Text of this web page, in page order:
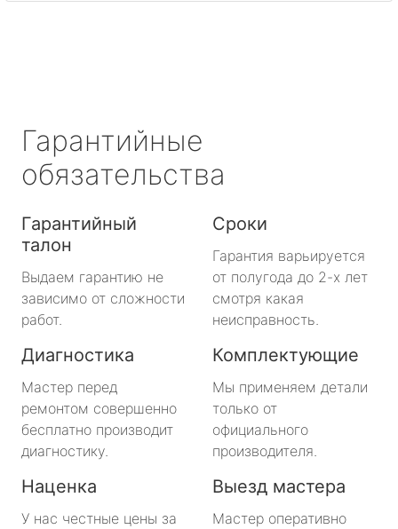
Гарантийные
обязательства
Гарантийный
талон
Выдаем гарантию не
зависимо от сложности
работ.
Сроки
Гарантия варьируется
от полугода до 2-х лет
смотря какая
неисправность.
Диагностика
Мастер перед
ремонтом совершенно
бесплатно производит
диагностику.
Комплектующие
Мы применяем детали
только от
официального
производителя.
Наценка
У нас честные цены за
Выезд мастера
Мастер оперативно